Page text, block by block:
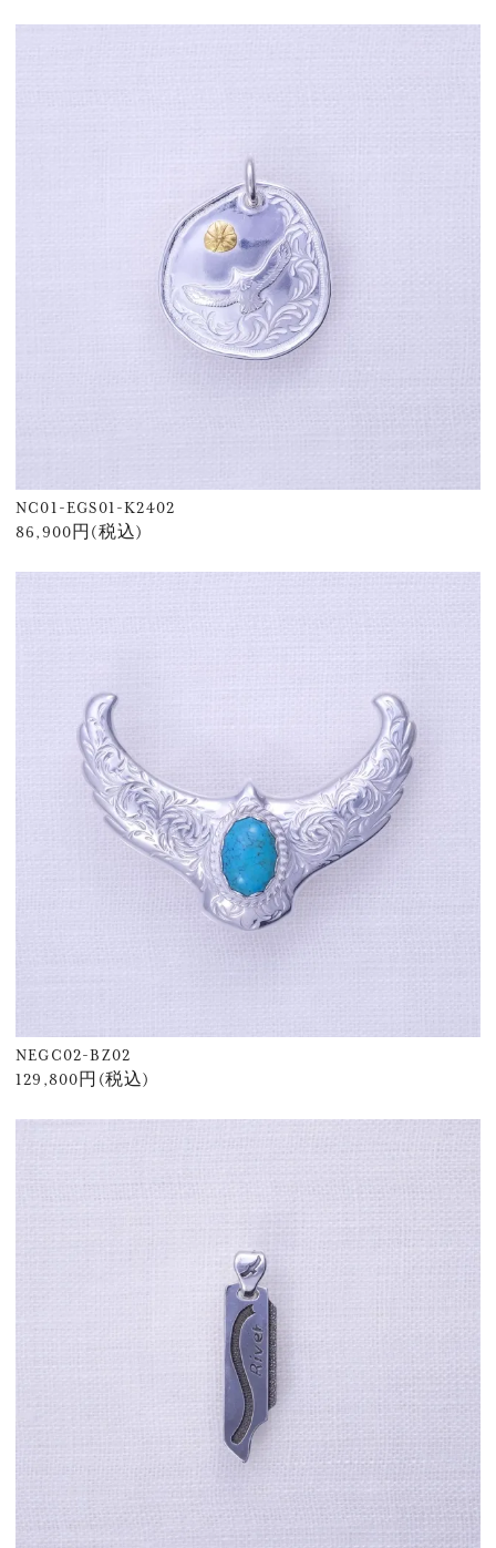
NC01-EGS01-K2402
86,900円(税込)
NEGC02-BZ02
129,800円(税込)